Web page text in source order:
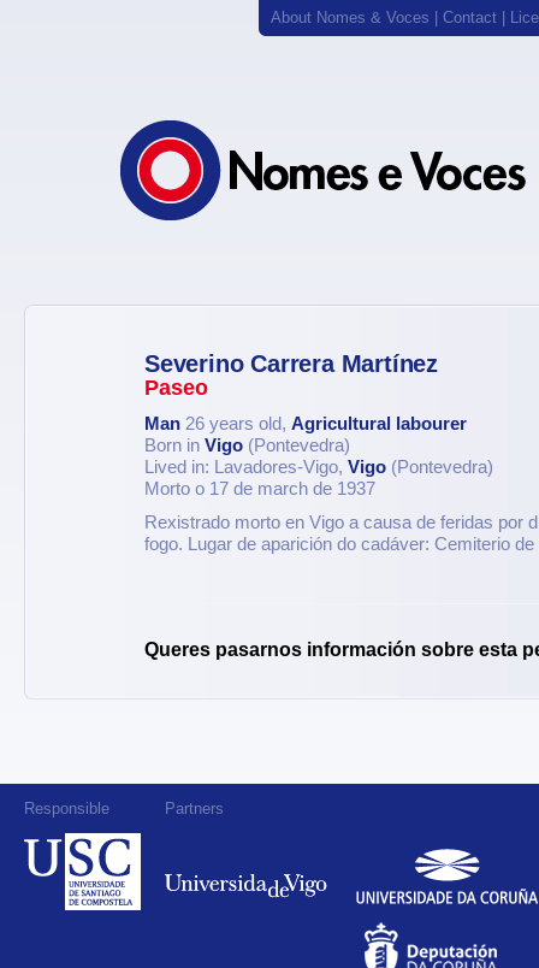
About Nomes & Voces Contact
Severino Carrera Martínez
Paseo
Man 26 years old, Agricultural labourer
Born in Vigo (Pontevedra)
Lived in: Lavadores-Vigo, Vigo (Pontevedra)
Morto o 17 de march de 1937
Rexistrado morto en Vigo a causa de feridas por
fogo. Lugar de aparición do cadáver: Cemiterio
Queres pasarnos información sobre esta
Responsible Partners